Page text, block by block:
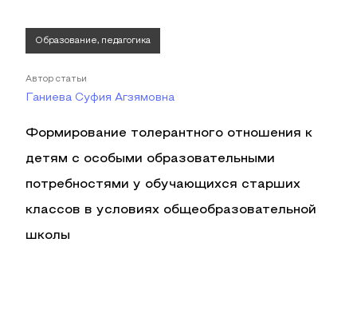
Образование, педагогика
Автор статьи
Ганиева Суфия Агзямовна
Формирование толерантного отношения к
детям с особыми образовательными
потребностями у обучающихся старших
классов в условиях общеобразовательной
школы